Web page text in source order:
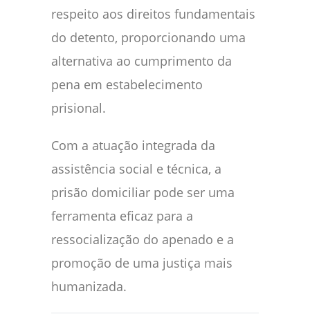
respeito aos direitos fundamentais
do detento, proporcionando uma
alternativa ao cumprimento da
pena em estabelecimento
prisional.
Com a atuação integrada da
assistência social e técnica, a
prisão domiciliar pode ser uma
ferramenta eficaz para a
ressocialização do apenado e a
promoção de uma justiça mais
humanizada.